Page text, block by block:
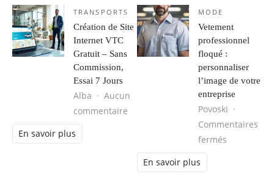
TRANSPORTS
Création de Site
Internet VTC
Gratuit – Sans
Commission,
Essai 7 Jours
Alba
Aucun
commentaire sur Création de Site Internet VTC
En savoir plus
MODE
Vetement
professionnel
floqué :
personnaliser
l’image de votre
entreprise
Povoski
Commentaires
fermés
En savoir plus